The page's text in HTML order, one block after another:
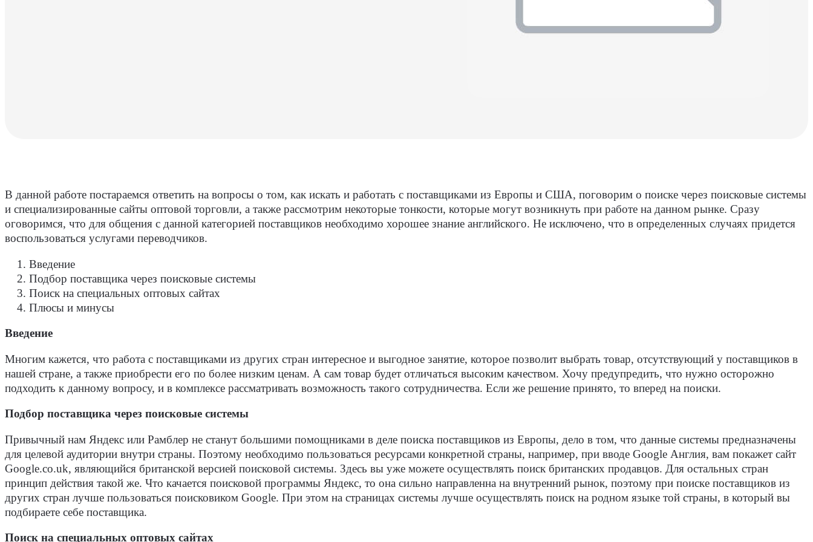
В данной работе постараемся ответить на вопросы о том, как искать и работать с поставщиками из Европы и США, поговорим о поиске через поисковые системы
и специализированные сайты оптовой торговли, а также рассмотрим некоторые тонкости, которые могут возникнуть при работе на данном рынке. Сразу
оговоримся, что для общения с данной категорией поставщиков необходимо хорошее знание английского. Не исключено, что в определенных случаях придется
воспользоваться услугами переводчиков.
Введение
Подбор поставщика через поисковые системы
Поиск на специальных оптовых сайтах
Плюсы и минусы
Введение
Многим кажется, что работа с поставщиками из других стран интересное и выгодное занятие, которое позволит выбрать товар, отсутствующий у поставщиков в
нашей стране, а также приобрести его по более низким ценам. А сам товар будет отличаться высоким качеством. Хочу предупредить, что нужно осторожно
подходить к данному вопросу, и в комплексе рассматривать возможность такого сотрудничества. Если же решение принято, то вперед на поиски.
Подбор поставщика через поисковые системы
Привычный нам Яндекс или Рамблер не станут большими помощниками в деле поиска поставщиков из Европы, дело в том, что данные системы предназначены
для целевой аудитории внутри страны. Поэтому необходимо пользоваться ресурсами конкретной страны, например, при вводе Google Англия, вам покажет сайт
Google.co.uk, являющийся британской версией поисковой системы. Здесь вы уже можете осуществлять поиск британских продавцов. Для остальных стран
принцип действия такой же. Что качается поисковой программы Яндекс, то она сильно направленна на внутренний рынок, поэтому при поиске поставщиков из
других стран лучше пользоваться поисковиком Google. При этом на страницах системы лучше осуществлять поиск на родном языке той страны, в который вы
подбираете себе поставщика.
Поиск на специальных оптовых сайтах